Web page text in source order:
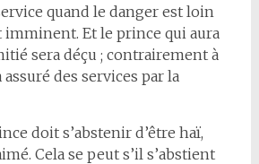
quand le danger est loin
imminent. Et le prince qui aura
sera déçu ; contrairement à
des services par la
doit s’abstenir d’être haï,
Cela se peut s’il s’abstient